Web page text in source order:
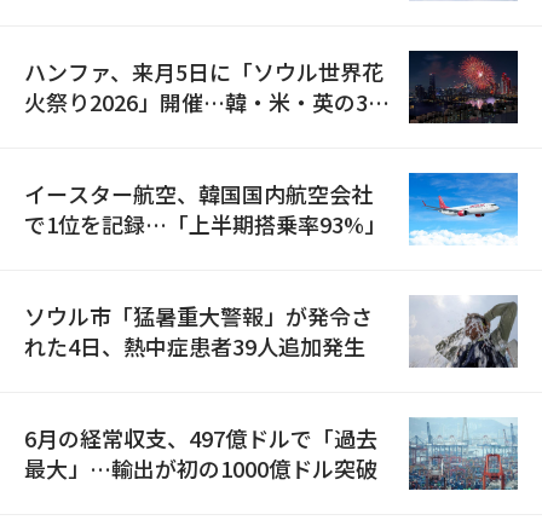
ハンファ、来月5日に「ソウル世界花
火祭り2026」開催…韓・米・英の3カ
イースター航空、韓国国内航空会社
で1位を記録…「上半期搭乗率93%」
ソウル市「猛暑重大警報」が発令さ
れた4日、熱中症患者39人追加発生
6月の経常収支、497億ドルで「過去
最大」…輸出が初の1000億ドル突破